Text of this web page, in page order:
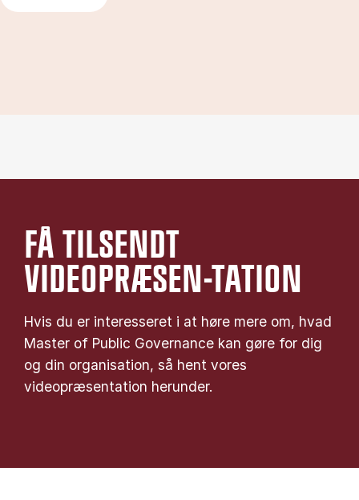
FÅ TILSENDT
VIDEOPRÆSEN-TATION
Hvis du er interesseret i at høre mere om, hvad
Master of Public Governance kan gøre for dig
og din organisation, så hent vores
videopræsentation herunder.